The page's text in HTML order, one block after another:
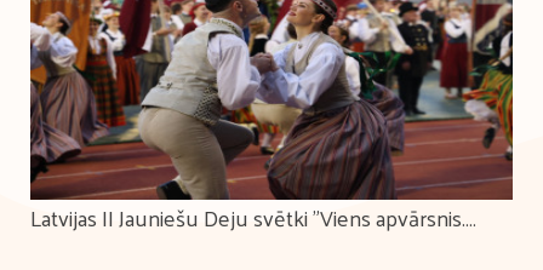
Latvijas II Jauniešu Deju svētki "Viens apvārsnis.